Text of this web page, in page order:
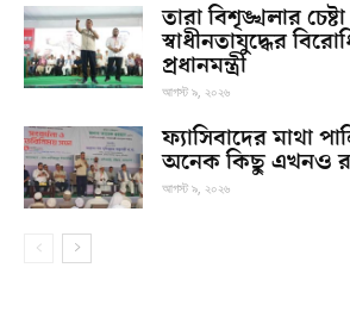
তারা বিশৃঙ্খলার
স্বাধীনতাযুদ্ধের
প্রধানমন্ত্রী
আগস্ট ৯, ২০২৬
ফ্যাসিবাদের মাথা
অনেক কিছু এখনও
আগস্ট ৯, ২০২৬